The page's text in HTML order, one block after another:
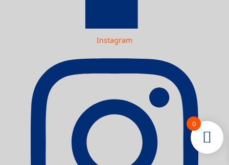
Instagram
0